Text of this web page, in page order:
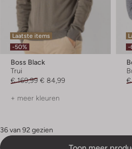
Laatste items
-50%
Boss Black
Trui
€ 169,99 € 84,99
+ meer kleuren
-
€
36 van 92 gezien